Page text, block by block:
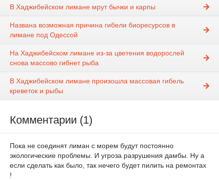
В Хаджибейском лимане мрут бычки и карпы
Названа возможная причина гибели биоресурсов в
лимане под Одессой
На Хаджибейском лимане из-за цветения водорослей
снова массово гибнет рыба
В Хаджибейском лимане произошла массовая гибель
креветок и рыбы
Комментарии (1)
Пока не соединят лиман с морем будут постоянно
экологические проблемы. И угроза разрушения дамбы. Ну а
если сделать как было, так нечего будет пилить на ремонтах
!